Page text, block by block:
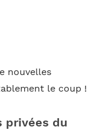
nouvelles
le coup !
privées du